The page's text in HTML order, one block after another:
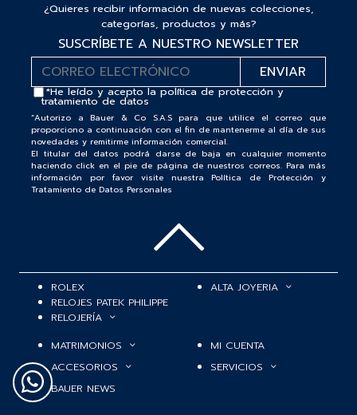
¿Quieres recibir información de nuevas colecciones,
categorías, productos y más?
SUSCRÍBETE A NUESTRO NEWSLETTER
*He leído y acepto lapolítica de protección y
tratamiento de datos
“Autorizo a Bauer & Co S.A.S para que utilice el correo que
proporciono a continuación con el fin de mantenerme al día de sus
novedades y remitirme información comercial.
El titular del datos podrá darse de baja en cualquier momento
haciendo click en el pie de página de nuestros correos. Para más
información por favor visite nuestra Política de Protección y
Tratamiento de Datos Personales
ROLEX
RELOJES PATEK PHILIPPE
RELOJERÍA
ALTA JOYERIA
MATRIMONIOS
ACCESORIOS
BAUER NEWS
MI CUENTA
SERVICIOS